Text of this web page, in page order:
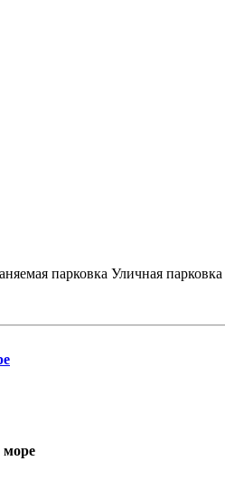
парковка Уличная парковка
море